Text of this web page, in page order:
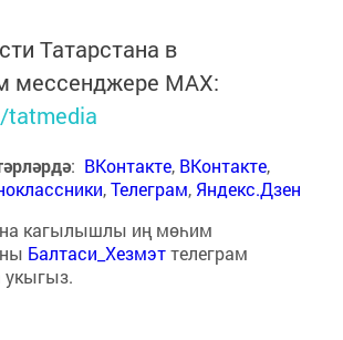
Татарстана в
мессенджере MАХ:
tatmedia
: ВКонтакте, ВКонтакте,
,Телеграм, Яндекс.Дзен
кагылышлы иң мөһим
Балтаси_Хезмэттелеграм